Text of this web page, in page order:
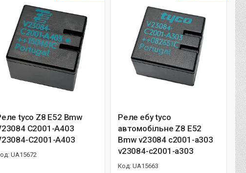
tyco Z8 E52 Bmw
C2001-A403
C2001-A403
UA15672
Реле ебу tyco
автомобільне Z8 E52
Bmw v23084 c2001-a303
v23084-c2001-a303
UA15663